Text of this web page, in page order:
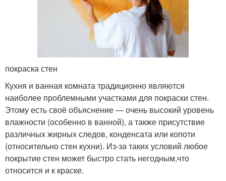
покраска стен
Кухня и ванная комната традиционно являются
наиболее проблемными участками для покраски стен.
Этому есть своё объяснение — очень высокий уровень
влажности (особенно в ванной), а также присутствие
различных жирных следов, конденсата или копоти
(относительно стен кухни). Из-за таких условий любое
покрытие стен может быстро стать негодным,что
относится и к краске.